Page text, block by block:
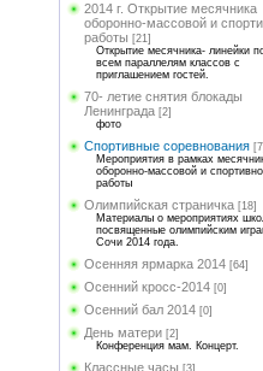
2014 г. Открытие месячника
оборонно-массовой и
работы [21]
Открытие месячника- линейки
всем параллелям классов с
приглашением гостей.
70- летие снятия блокады
Ленинграда [2]
фото
Спортивные соревнования [7]
Мероприятия в рамках
оборонно-массовой и
работы
Олимпийская страничка [18]
Материалы о мероприятиях
посвященные олимпийским
Сочи 2014 года.
Осенняя ярмарка 2014 [64]
Осенний кросс-2014 [0]
Осенний бал 2014 [0]
День матери [2]
Конференция мам. Концерт.
Классные часы [3]